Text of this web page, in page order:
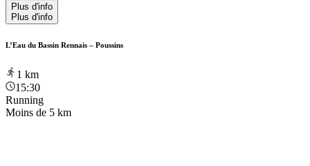
Plus d'info
Plus d'info
L’Eau du Bassin Rennais – Poussins
1 km
15:30
Running
Moins de 5 km